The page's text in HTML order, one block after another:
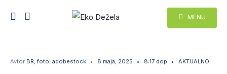
MENU
Avtor BR; foto: adobestock • 8 maja, 2025 • 8:17 dop • AKTUALNO